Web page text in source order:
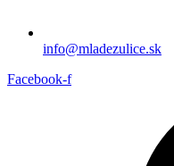
info@mladezulice.sk
Facebook-f